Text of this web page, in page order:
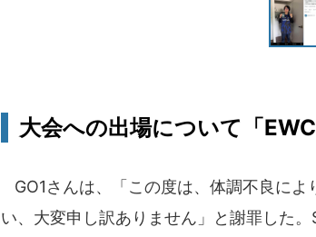
大会への出場について「
GO1さんは、「この度は、体調不良によ
い、大変申し訳ありません」と謝罪した